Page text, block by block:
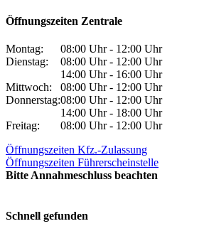
Öffnungszeiten Zentrale
Montag:
08:00 Uhr - 12:00 Uhr
Dienstag:
08:00 Uhr - 12:00 Uhr
14:00 Uhr - 16:00 Uhr
Mittwoch:
08:00 Uhr - 12:00 Uhr
Donnerstag:08:00 Uhr - 12:00 Uhr
14:00 Uhr - 18:00 Uhr
Freitag:
08:00 Uhr - 12:00 Uhr
Öffnungszeiten Kfz.-Zulassung
Öffnungszeiten Führerscheinstelle
Bitte Annahmeschluss beachten
Schnell gefunden